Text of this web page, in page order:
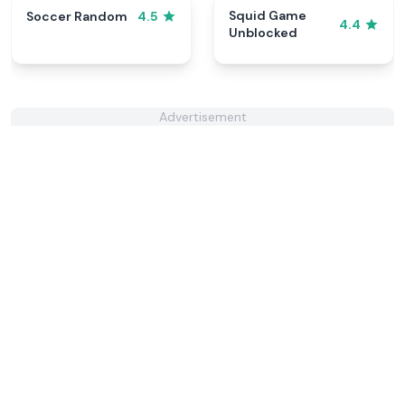
Soccer Random 4.5
Squid Game
Unblocked
4.4
Advertisement